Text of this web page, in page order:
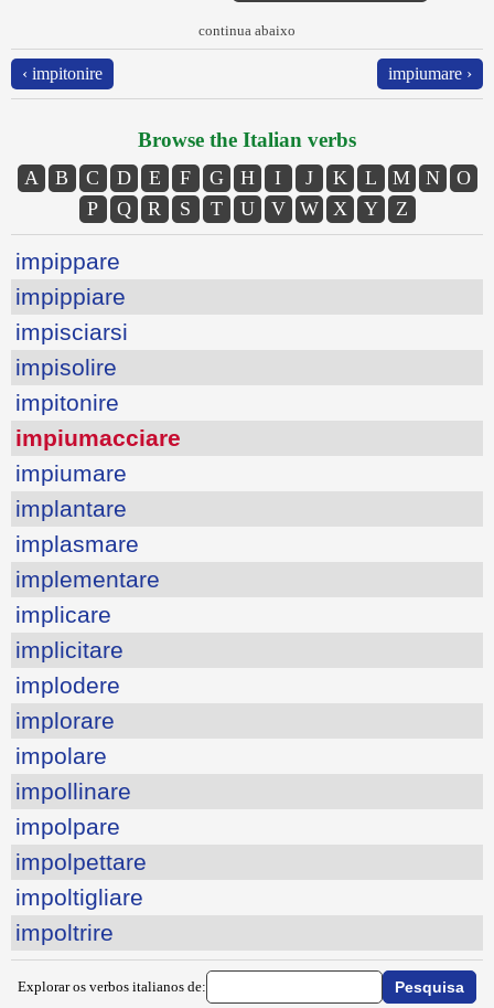
continua abaixo
‹ impitonire impiumare ›
Browse the Italian verbs
A B C D E F G H I J K L M N
O
P
Q R S T U V W X Y Z
impippare
impippiare
impisciarsi
impisolire
impitonire
impiumacciare
impiumare
implantare
implasmare
implementare
implicare
implicitare
implodere
implorare
impolare
impollinare
impolpare
impolpettare
impoltigliare
impoltrire
Explorar os verbos italianos de: